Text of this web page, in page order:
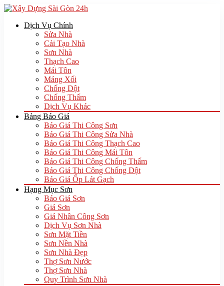
Dịch Vụ Chính
Sửa Nhà
Cải Tạo Nhà
Sơn Nhà
Thạch Cao
Mái Tôn
Máng Xối
Chống Dột
Chống Thấm
Dịch Vụ Khác
Bảng Báo Giá
Báo Giá Thi Công Sơn
Báo Giá Thi Công Sửa Nhà
Báo Giá Thi Công Thạch Cao
Báo Giá Thi Công Mái Tôn
Báo Giá Thi Công Chống Thấm
Báo Giá Thi Công Chống Dột
Báo Giá Ốp Lát Gạch
Hạng Mục Sơn
Báo Giá Sơn
Giá Sơn
Giá Nhân Công Sơn
Dịch Vụ Sơn Nhà
Sơn Mặt Tiền
Sơn Nền Nhà
Sơn Nhà Đẹp
Thợ Sơn Nước
Thợ Sơn Nhà
Quy Trình Sơn Nhà